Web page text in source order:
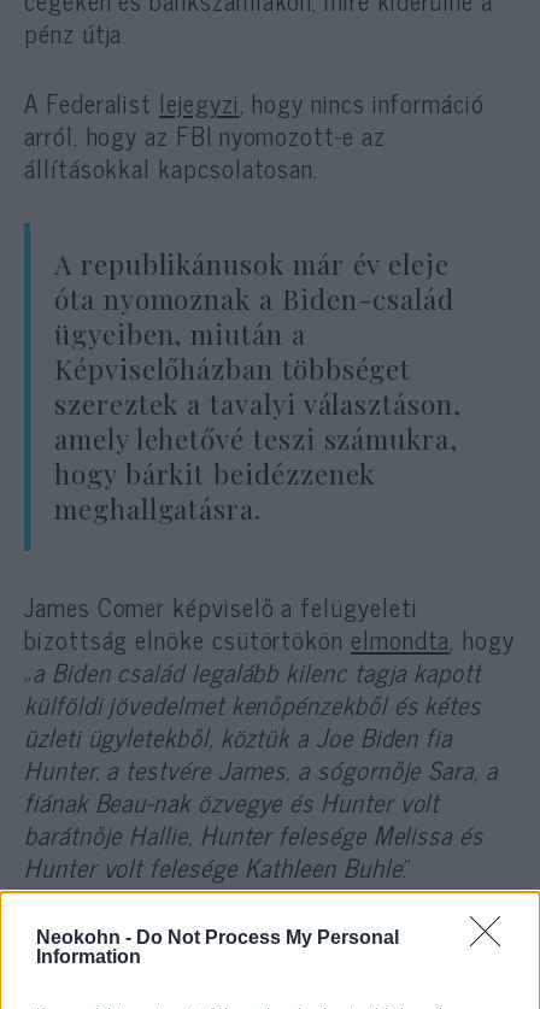
Neokohn - Do Not Process My Personal
Information
pénz útja.
A Federalist lejegyzi, hogy nincs információ
arról, hogy az FBI nyomozott-e az
állításokkal kapcsolatosan.
A republikánusok már év eleje
óta nyomoznak a Biden-család
ügyeiben, miután a
Képviselőházban többséget
szereztek a tavalyi választáson,
amely lehetővé teszi számukra,
hogy bárkit beidézzenek
meghallgatásra.
James Comer képviselő a felügyeleti
bizottság elnöke csütörtökön elmondta, hogy
„a Biden család legalább kilenc tagja kapott
külföldi jövedelmet kenőpénzekből és kétes
üzleti ügyletekből, köztük a Joe Biden fia
Hunter, a testvére James, a sógornője Sara, a
fiának Beau-nak özvegye és Hunter volt
barátnője Hallie, Hunter felesége Melissa és
Hunter volt felesége Kathleen Buhle.”
Comer beszámolója szerint a banki adatok
alapján az összeg eddig több mint 30 millióra